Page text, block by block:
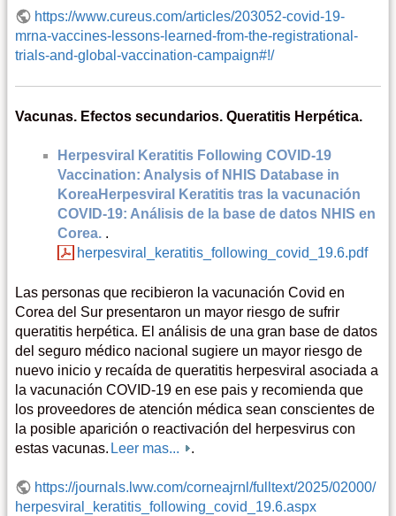
https://www.cureus.com/articles/203052-covid-19-
mrna-vaccines-lessons-learned-from-the-registrational-
trials-and-global-vaccination-campaign#!/
Vacunas. Efectos secundarios. Queratitis Herpética.
Herpesviral Keratitis Following COVID-19
Vaccination: Analysis of NHIS Database in
KoreaHerpesviral Keratitis tras la vacunación
COVID-19: Análisis de la base de datos NHIS en
Corea. .
herpesviral_keratitis_following_covid_19.6.pdf
Las personas que recibieron la vacunación Covid en
Corea del Sur presentaron un mayor riesgo de sufrir
queratitis herpética. El análisis de una gran base de datos
del seguro médico nacional sugiere un mayor riesgo de
nuevo inicio y recaída de queratitis herpesviral asociada a
la vacunación COVID-19 en ese pais y recomienda que
los proveedores de atención médica sean conscientes de
la posible aparición o reactivación del herpesvirus con
estas vacunas. Leer mas... .
https://journals.lww.com/corneajrnl/fulltext/2025/02000/
herpesviral_keratitis_following_covid_19.6.aspx